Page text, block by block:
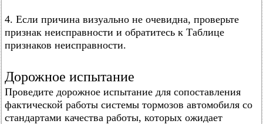
4. Если причина визуально не очевидна, проверьте
признак неисправности и обратитесь к Таблице
признаков неисправности.
Дорожное испытание
Проведите дорожное испытание для сопоставления
фактической работы системы тормозов автомобиля со
стандартами качества работы, которых ожидает